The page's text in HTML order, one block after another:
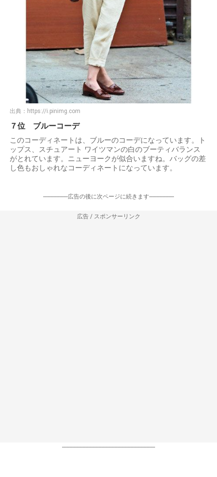
出典： https://i.pinimg.com
７位 ブルーコーデ
このコーディネートは、ブルーのコーデになっています。ト
ップス、スチュアート ワイツマンの白のブーティバランス
がとれています。ニューヨークが似合いますね。バッグの差
し色もおしゃれなコーディネートになっています。
-----------------広告の後に次ページに続きます-----------------
広告 / スポンサーリンク
----------------------------------------------------------------